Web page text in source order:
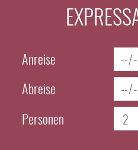
Anreise
Abreise
Personen